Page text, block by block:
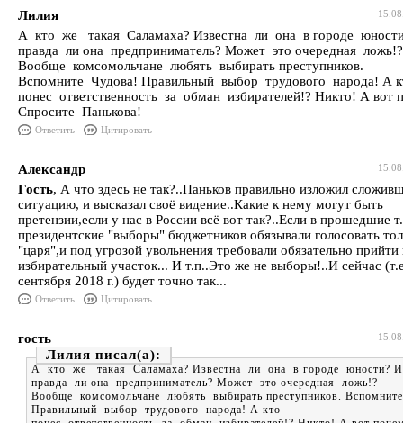
Лилия
А кто же такая Саламаха? Известна ли она в городе
правда ли она предприниматель? Может это очередная ложь!?
Вообще комсомольчане любять выбирать преступников.
Вспомните Чудова! Правильный выбор трудового народа! А
понес ответственность за обман избирателей!? Никто! А вот
Спросите Панькова!
Ответить Цитировать
Александр
Гость, А что здесь не так?..Паньков правильно изложил
ситуацию, и высказал своё видение..Какие к нему могут быть
претензии,если у нас в России всё вот так?..Если в прошедшие
президентские "выборы" бюджетников обязывали голосовать
"царя",и под угрозой увольнения требовали обязательно прийти
избирательный участок... И т.п..Это же не выборы!..И сейчас
сентября 2018 г.) будет точно так...
Ответить Цитировать
гость
Лилия
А кто же такая Саламаха? Известна ли она в городе юности? И
правда ли она предприниматель? Может это очередная ложь!?
Вообще комсомольчане любять выбирать преступников.
Правильный выбор трудового народа! А кто